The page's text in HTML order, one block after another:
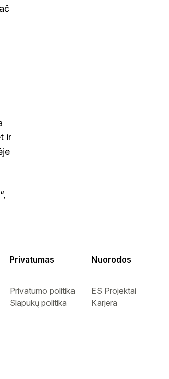
ir
Privatumas
Privatumo politika
Slapukų politika
Nuorodos
ES Projektai
Karjera